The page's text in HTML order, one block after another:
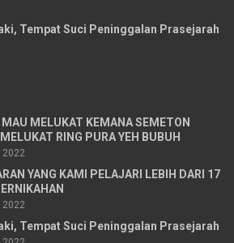
Tempat Suci Peninggalan Prasejarah
MAU MELUKAT KEMANA SEMETON
RING PURA YEH BUBUH
2022
YANG KAMI PELAJARI LEBIH DARI 17
2022
Tempat Suci Peninggalan Prasejarah